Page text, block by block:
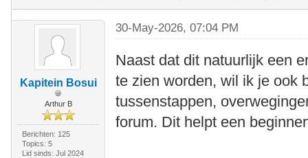
Kapitein Bosui
Arthur B
Berichten: 125
Topics: 5
Lid sinds: Jul 2024
30-May-2026, 07:04 PM
Naast dat dit natuurlijk een
te zien worden, wil ik je ook
tussenstappen,
forum. Dit helpt een